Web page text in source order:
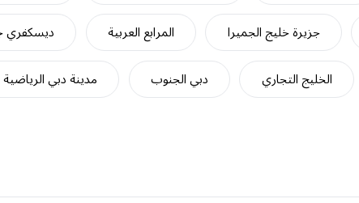
جزيرة خليج الجميرا المرابع العربية ديسكفري
الخليج التجاري دبي الجنوب مدينة دبي الرياضية